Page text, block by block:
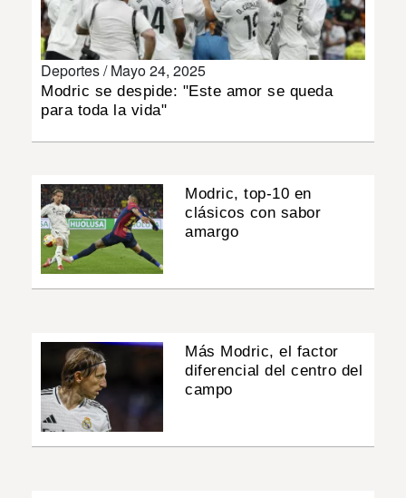
Deportes /Mayo 24, 2025
Modric se despide: "Este amor se queda
para toda la vida"
Modric, top-10 en
clásicos con sabor
amargo
Más Modric, el factor
diferencial del centro del
campo